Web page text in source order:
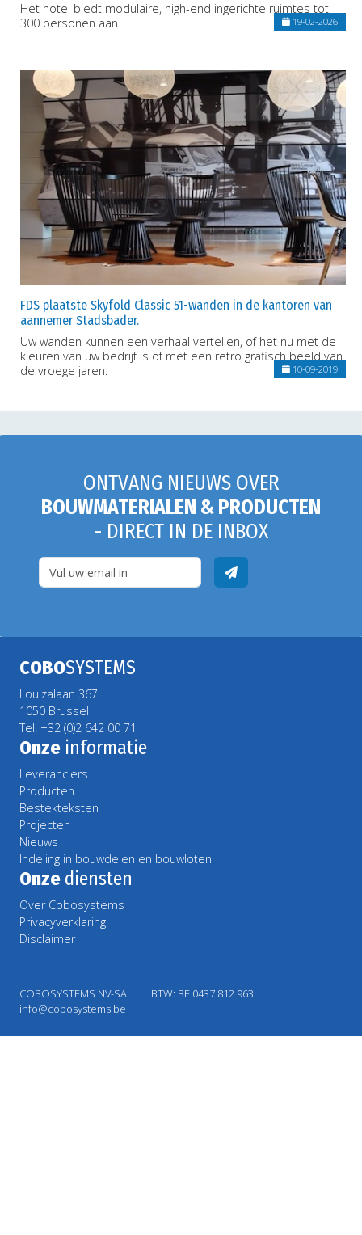
Het hotel biedt modulaire, high-end ingerichte ruimtes tot
300 personen aan
19-02-2026
FDS plaatste Skyfold Classic 51-wanden in de kantoren van
aannemer Stadsbader.
Uw wanden kunnen een verhaal vertellen, of het nu met de
kleuren van uw bedrijf is of met een retro grafisch beeld van
de vroege jaren.
10-09-2019
ONTVANG NIEUWS OVER
BOUWMATERIALEN & PRODUCTEN
- DIRECT IN DE INBOX
COBOSYSTEMS
Louizalaan 367
1050 Brussel
Tel. +32 (0)2 642 00 71
Onze informatie
Leveranciers
Producten
Bestekteksten
Projecten
Nieuws
Indeling in bouwdelen en bouwloten
Onze diensten
Over Cobosystems
Privacyverklaring
Disclaimer
COBOSYSTEMS NV-SA
BTW: BE 0437.812.963
info@cobosystems.be